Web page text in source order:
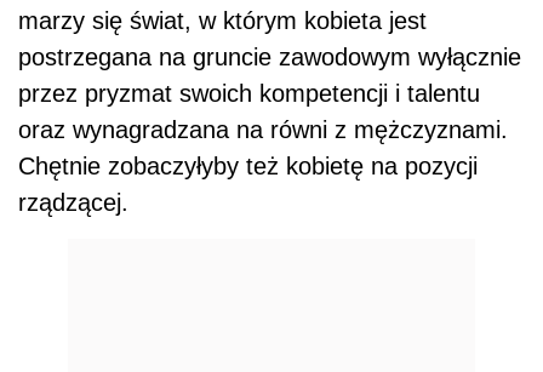
marzy się świat, w którym kobieta jest
postrzegana na gruncie zawodowym wyłącznie
przez pryzmat swoich kompetencji i talentu
oraz wynagradzana na równi z mężczyznami.
Chętnie zobaczyłyby też kobietę na pozycji
rządzącej.